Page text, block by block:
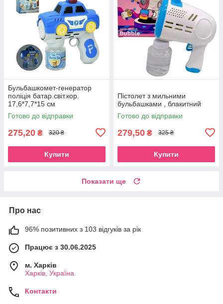
Бульбашкомет-генератор
поліція батар.світ.кор.
17,6*7,7*15 см
Готово до відправки
275,20 ₴ 320 ₴
Купити
Пістолет з мильними
бульбашками , блакитний
Готово до відправки
279,50 ₴ 325 ₴
Купити
Показати ще
Про нас
96% позитивних з 103 відгуків за рік
Працює з 30.06.2025
м. Харків
Харків, Україна
Контакти